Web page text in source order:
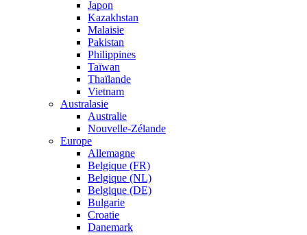
Japon
Kazakhstan
Malaisie
Pakistan
Philippines
Taïwan
Thaïlande
Vietnam
Australasie
Australie
Nouvelle-Zélande
Europe
Allemagne
Belgique (FR)
Belgique (NL)
Belgique (DE)
Bulgarie
Croatie
Danemark